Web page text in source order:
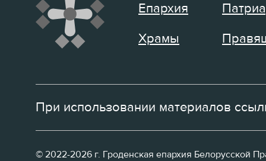
Епархия
Храмы
При использовании материалов
© 2022-2026 г. Гроденская епархия Белорусской